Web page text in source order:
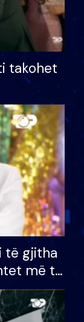
takohet
letër
të gjitha
më të
Do më